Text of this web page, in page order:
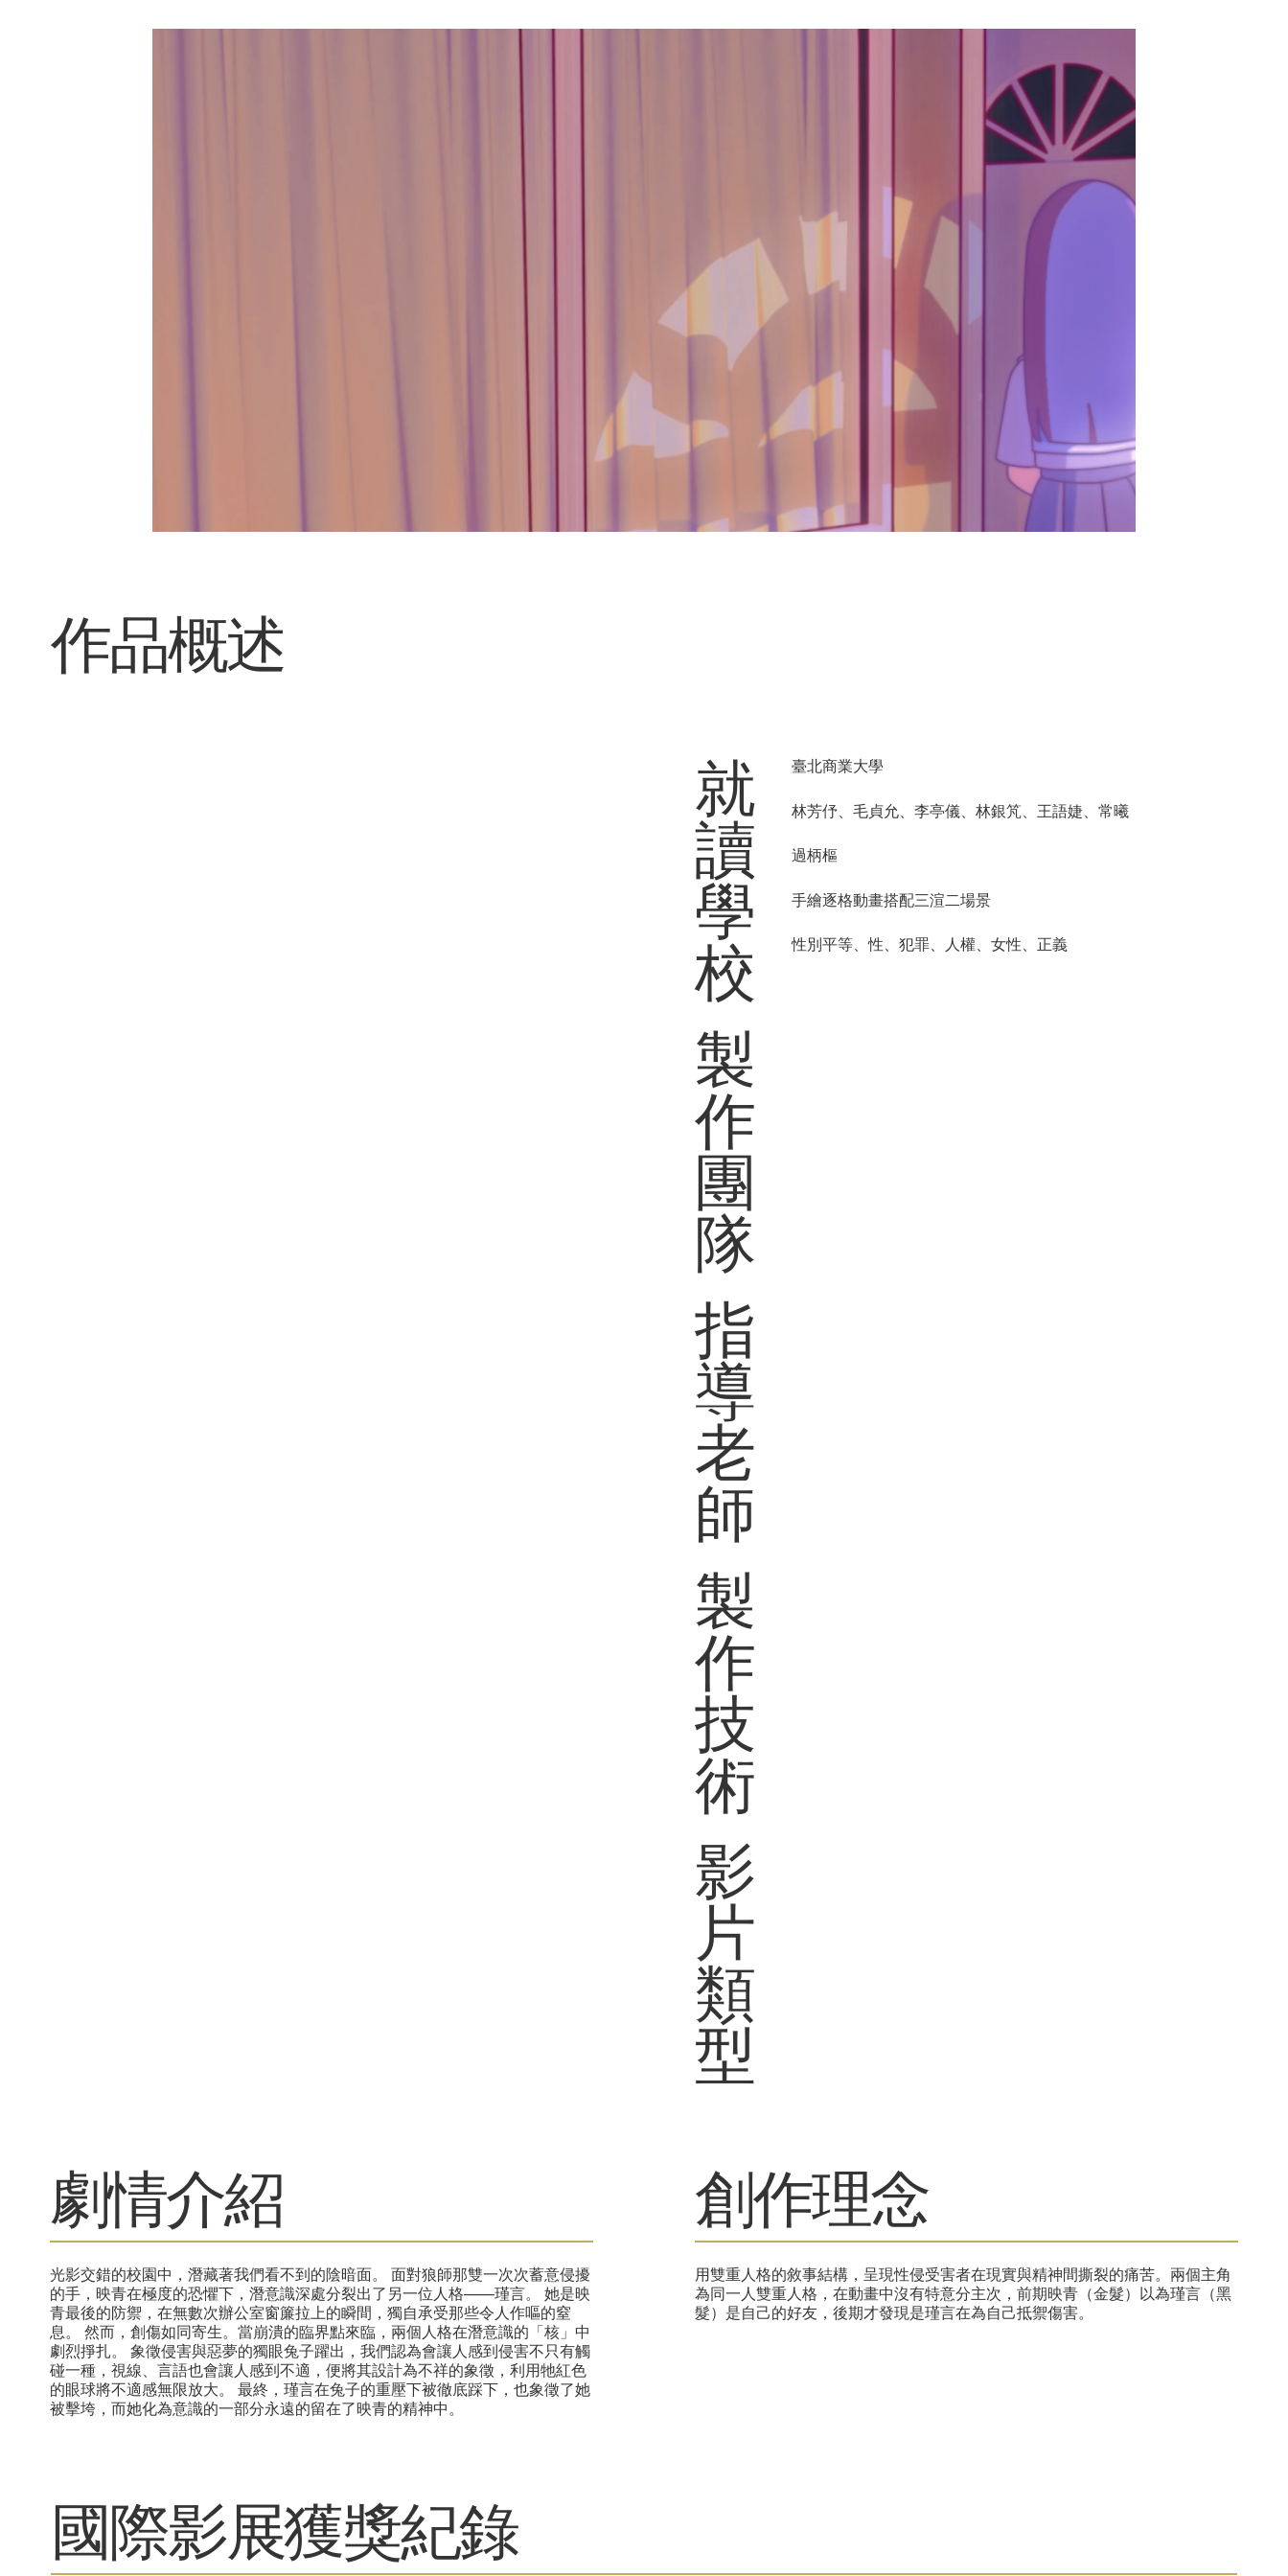
​作品概述
​就
讀
學
校
製
作
團
隊
指
導
老
師
製
作
技
術
影
片
類
型
臺北商業大學
林芳伃、毛貞允、李亭儀、林銀竼、王語婕、常曦
過柄樞
手繪逐格動畫搭配三渲二場景
性別平等、性、犯罪、人權、女性、正義
劇情介紹
光影交錯的校園中，潛藏著我們看不到的陰暗面。 面對狼師那雙一次次蓄意侵擾
的手，映青在極度的恐懼下，潛意識深處分裂出了另一位人格——瑾言。 她是映
青最後的防禦，在無數次辦公室窗簾拉上的瞬間，獨自承受那些令人作嘔的窒
息。 然而，創傷如同寄生。當崩潰的臨界點來臨，兩個人格在潛意識的「核」中
劇烈掙扎。 象徵侵害與惡夢的獨眼兔子躍出，我們認為會讓人感到侵害不只有觸
碰一種，視線、言語也會讓人感到不適，便將其設計為不祥的象徵，利用牠紅色
的眼球將不適感無限放大。 最終，瑾言在兔子的重壓下被徹底踩下，也象徵了她
被擊垮，而她化為意識的一部分永遠的留在了映青的精神中。
​創作理念
用雙重人格的敘事結構，呈現性侵受害者在現實與精神間撕裂的痛苦。兩個主角
為同一人雙重人格，在動畫中沒有特意分主次，前期映青（金髮）以為瑾言（黑
髮）是自己的好友，後期才發現是瑾言在為自己抵禦傷害。
​國際影展獲獎紀錄